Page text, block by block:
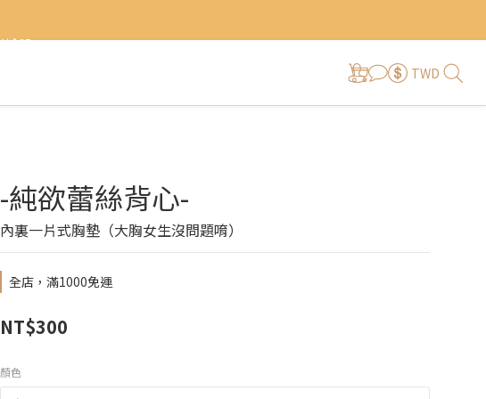
TWD
-純欲蕾絲背心-
內裏一片式胸墊（大胸女生沒問題唷）
全店，滿1000免運
NT$300
顏色